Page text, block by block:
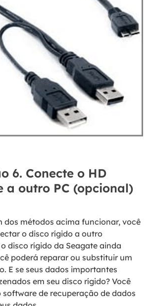
6. Conecte o HD
a outro PC (opcional)
dos métodos acima funcionar, você
o disco rígido a outro
disco rígido da Seagate ainda
poderá reparar ou substituir um
E se seus dados importantes
em seu disco rígido? Você
software de recuperação de dados